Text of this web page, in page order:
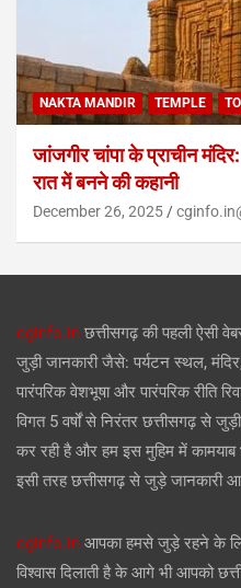
NAKTA MANDIR TEMPLE
जांजगीर चांपा के प्राचीन
रात में बनने की कहानी
December 26, 2025
cginfo.in छत्तीसगढ़ की पहली ऐसी
जुड़ी जानकारी जैसे: पर्यटन स्थल,
पारंपरिक वेशभूषा और पारंपरिक रीति
विगत 5 वर्षों से निरंतर छत्तीसगढ़ से
कर रही है और हम इस मुहिम में
इसी तरह छत्तीसगढ़ से जुड़े जानकारी
cginfo.in आपका हमसे जुड़े रहने के
विश्वास दिलाती है के आगे भी आपको